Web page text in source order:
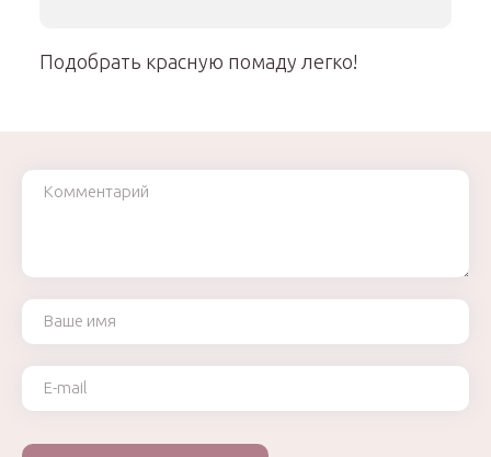
Подобрать красную помаду легко!
Комментарий
Ваше имя
Ваш e-mail